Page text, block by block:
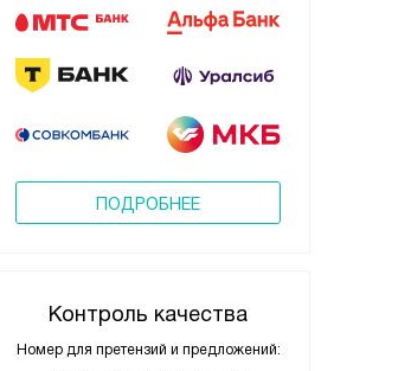
ПОДРОБНЕЕ
Контроль качества
Номер для претензий и предложений: